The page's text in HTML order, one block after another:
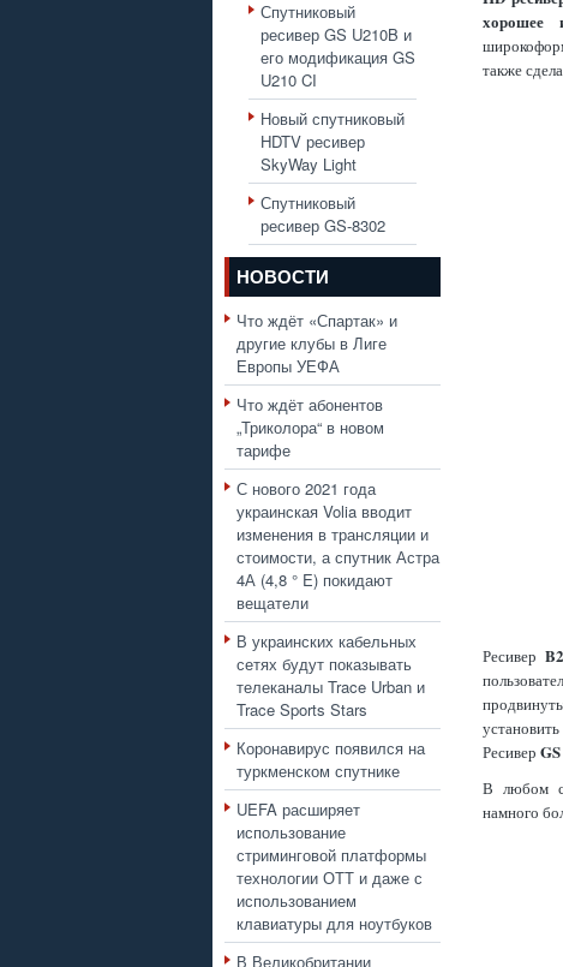
Спутниковый
ресивер GS U210B и
его модификация GS
U210 CI
Новый спутниковый
HDTV ресивер
SkyWay Light
Спутниковый
ресивер GS-8302
НОВОСТИ
Что ждёт «Спартак» и
другие клубы в Лиге
Европы УЕФА
Что ждёт абонентов
„Триколора“ в новом
тарифе
С нового 2021 года
украинская Volia вводит
изменения в трансляции и
стоимости, а спутник Астра
4А (4,8 ° E) покидают
вещатели
В украинских кабельных
сетях будут показывать
телеканалы Trace Urban и
Trace Sports Stars
Коронавирус появился на
туркменском спутнике
UEFA расширяет
использование
стриминговой платформы
технологии ОТТ и даже с
использованием
клавиатуры для ноутбуков
В Великобритании
хорошее
также
Ресивер
Ресивер
В любом
намного